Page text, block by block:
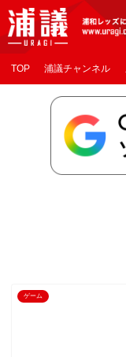
[浦議]浦和レッズについて議
TOP 浦議チャンネル
ゲーム